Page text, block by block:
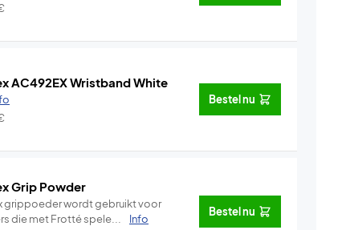
AC492EX Wristband White
Bestel nu
Grip Powder
grippoeder wordt gebruikt voor
die met Frotté spele...
Info
Bestel nu